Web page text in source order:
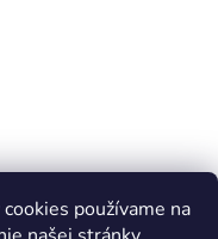
používame na